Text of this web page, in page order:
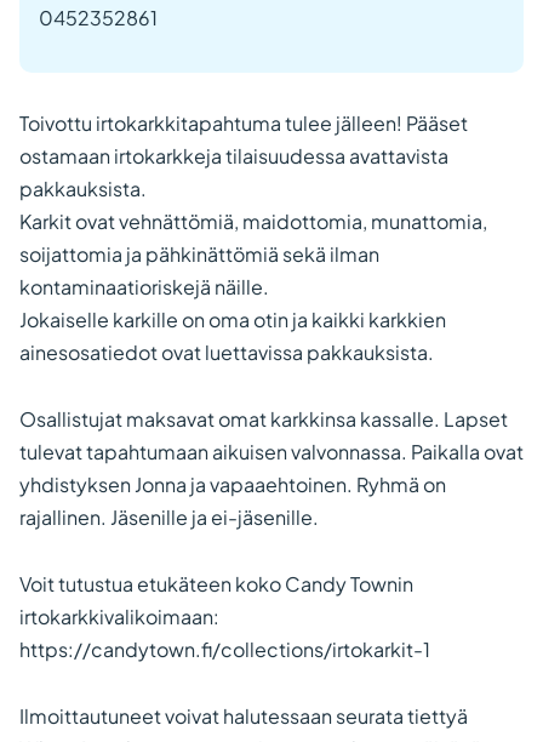
0452352861
Toivottu irtokarkkitapahtuma tulee jälleen! Pääset
ostamaan irtokarkkeja tilaisuudessa avattavista
pakkauksista.
Karkit ovat vehnättömiä, maidottomia, munattomia,
soijattomia ja pähkinättömiä sekä ilman
kontaminaatioriskejä näille.
Jokaiselle karkille on oma otin ja kaikki karkkien
ainesosatiedot ovat luettavissa pakkauksista.
Osallistujat maksavat omat karkkinsa kassalle. Lapset
tulevat tapahtumaan aikuisen valvonnassa. Paikalla ovat
yhdistyksen Jonna ja vapaaehtoinen. Ryhmä on
rajallinen. Jäsenille ja ei-jäsenille.
Voit tutustua etukäteen koko Candy Townin
irtokarkkivalikoimaan:
https://candytown.fi/collections/irtokarkit-1
Ilmoittautuneet voivat halutessaan seurata tiettyä